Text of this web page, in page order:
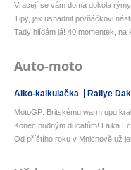
Vracejí se vám doma dokola
Tipy, jak usnadnit prvňáčkovi
Tady hlídám já! 40 momentek, na
Auto-moto
Alko-kalkulačka Rallye
MotoGP: Britskému warm upu
Konec nudným ducatům! Laika
Od příštího roku v Mnichově už